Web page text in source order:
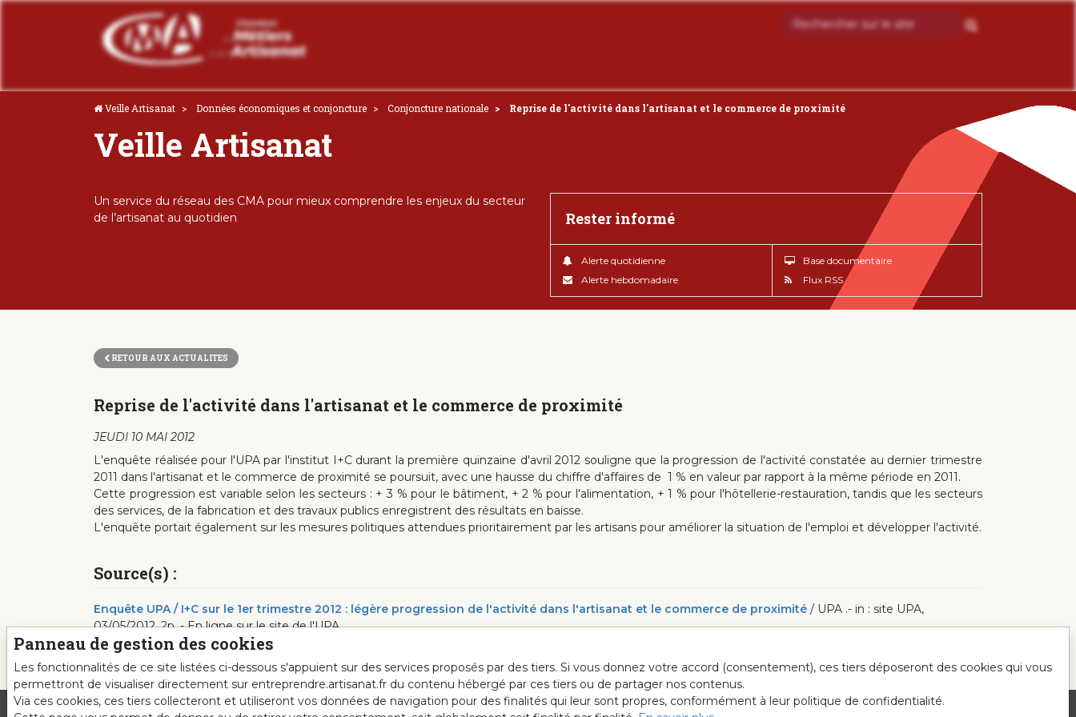
Veille Artisanat Données économiques et conjoncture Conjoncture nationale Reprise de l'activité dans l'artisanat et le commerce de proximité
Veille Artisanat
Un service du réseau des CMA pour mieux comprendre les enjeux du secteur
de l’artisanat au quotidien
Rester informé
Alerte quotidienne
Alerte hebdomadaire
Base documentaire
Flux RSS
RETOUR AUX ACTUALITES
Reprise de l'activité dans l'artisanat et le commerce de proximité
JEUDI 10 MAI 2012
L'enquête réalisée pour l'UPA par l'institut I+C durant la première quinzaine d'avril 2012 souligne que la progression de l'activité constatée au dernier trimestre
2011 dans l'artisanat et le commerce de proximité se poursuit, avec une hausse du chiffre d'affaires de 1 % en valeur par rapport à la même période en 2011.
Cette progression est variable selon les secteurs : + 3 % pour le bâtiment, + 2 % pour l'alimentation, + 1 % pour l'hôtellerie-restauration, tandis que les secteurs
des services, de la fabrication et des travaux publics enregistrent des résultats en baisse.
L'enquête portait également sur les mesures politiques attendues prioritairement par les artisans pour améliorer la situation de l'emploi et développer l'activité.
Source(s) :
Enquête UPA / I+C sur le 1er trimestre 2012 : légère progression de l'activité dans l'artisanat et le commerce de proximité / UPA .- in : site UPA,
03/05/2012, 2p. - En ligne sur le site de l'UPA
Panneau de gestion des cookies
Les fonctionnalités de ce site listées ci-dessous s'appuient sur des services proposés par des tiers. Si vous donnez votre accord (consentement), ces tiers déposeront des cookies qui vous
permettront de visualiser directement sur entreprendre.artisanat.fr du contenu hébergé par ces tiers ou de partager nos contenus.
Via ces cookies, ces tiers collecteront et utiliseront vos données de navigation pour des finalités qui leur sont propres, conformément à leur politique de confidentialité.